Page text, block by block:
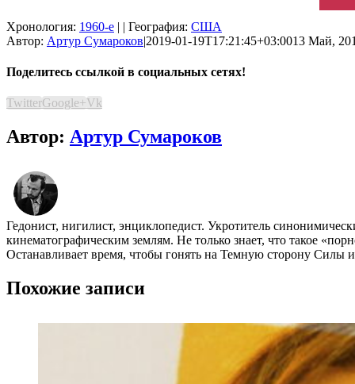
Хронология: 1960-е | | География: США
Автор: Артур Сумароков|2019-01-19T17:21:45+03:0013 Май,
Поделитесь ссылкой в социальных сетях!
TwitterGoogle+Vk
Автор: Артур Сумароков
Гедонист, нигилист, энциклопедист. Укротитель
кинематографическим землям. Не только знает, что такое
Останавливает время, чтобы гонять на Темную сторону Силы
Похожие записи